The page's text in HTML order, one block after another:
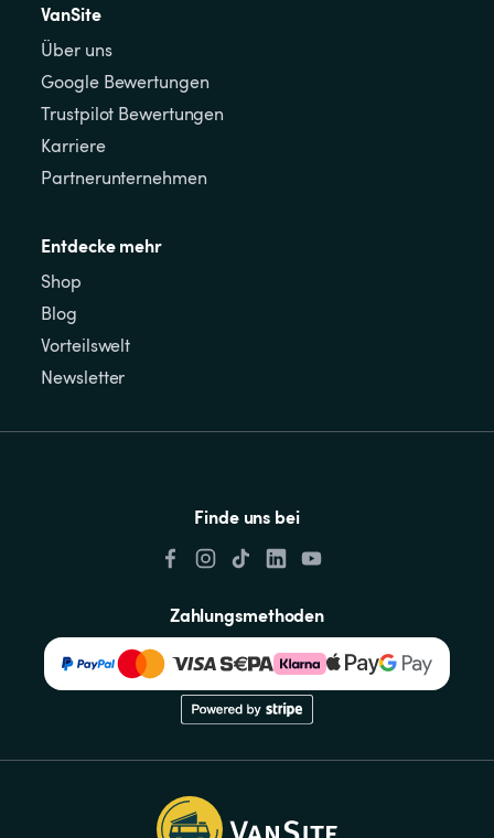
VanSite
Über uns
Google Bewertungen
Trustpilot Bewertungen
Karriere
Partnerunternehmen
Entdecke mehr
Shop
Blog
Vorteilswelt
Newsletter
Finde uns bei
Zahlungsmethoden